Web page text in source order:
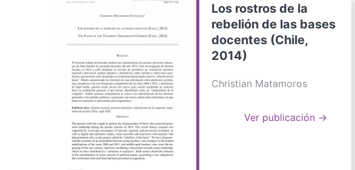
Los rostros de la
rebelión de las bases
docentes (Chile,
2014)
Christian Matamoros
Ver publicación →